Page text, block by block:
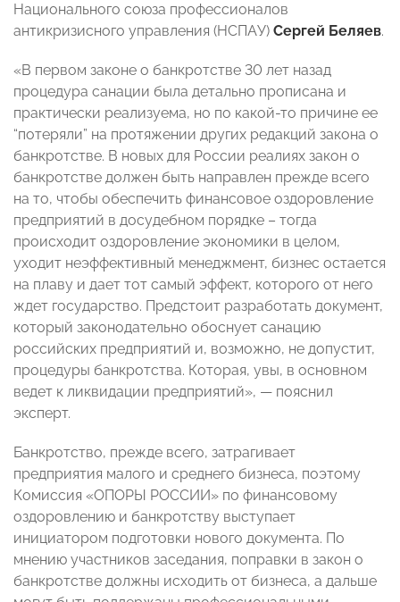
Национального союза профессионалов
антикризисного управления (НСПАУ) Сергей Беляев.
«В первом законе о банкротстве 30 лет назад
процедура санации была детально прописана и
практически реализуема, но по какой-то причине ее
“потеряли” на протяжении других редакций закона о
банкротстве. В новых для России реалиях закон о
банкротстве должен быть направлен прежде всего
на то, чтобы обеспечить финансовое оздоровление
предприятий в досудебном порядке – тогда
происходит оздоровление экономики в целом,
уходит неэффективный менеджмент, бизнес остается
на плаву и дает тот самый эффект, которого от него
ждет государство. Предстоит разработать документ,
который законодательно обоснует санацию
российских предприятий и, возможно, не допустит,
процедуры банкротства. Которая, увы, в основном
ведет к ликвидации предприятий», — пояснил
эксперт.
Банкротство, прежде всего, затрагивает
предприятия малого и среднего бизнеса, поэтому
Комиссия «ОПОРЫ РОССИИ» по финансовому
оздоровлению и банкротству выступает
инициатором подготовки нового документа. По
мнению участников заседания, поправки в закон о
банкротстве должны исходить от бизнеса, а дальше